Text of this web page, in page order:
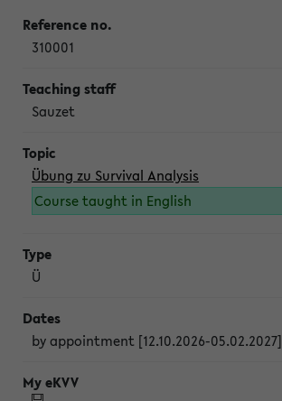
310001
Sauzet
Übung zu Survival Analysis
Course taught in English
Ü
by appointment [12.10.2026-05.02.2027]